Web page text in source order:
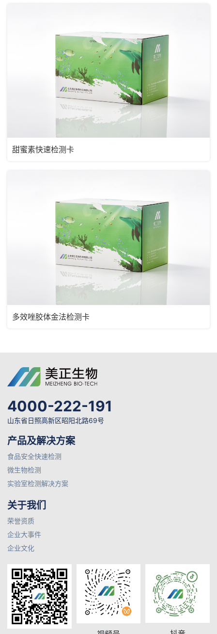
甜蜜素快速检测卡
多效唑胶体金法检测卡
4000-222-191
山东省日照高新区昭阳北路69号
产品及解决方案
食品安全快速检测
微生物检测
实验室检测解决方案
关于我们
荣誉资质
企业大事件
企业文化